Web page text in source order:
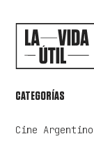
CATEGORÍAS
Cine Argentino